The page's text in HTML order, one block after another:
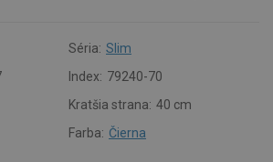
Séria: Slim
Index: 79240-70
Kratšia strana: 40 cm
Farba: Čierna